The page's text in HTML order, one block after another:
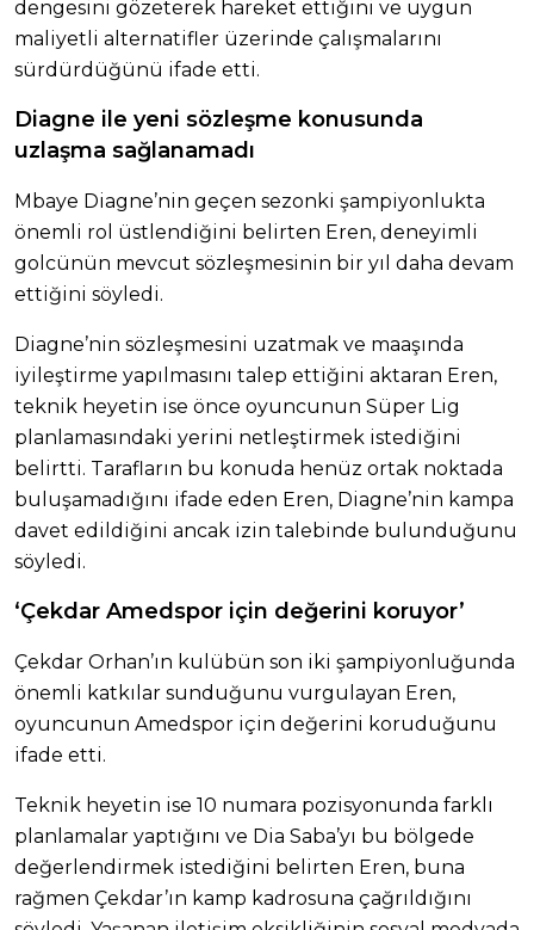
dengesini gözeterek hareket ettiğini ve uygun
maliyetli alternatifler üzerinde çalışmalarını
sürdürdüğünü ifade etti.
Diagne ile yeni sözleşme konusunda
uzlaşma sağlanamadı
Mbaye Diagne’nin geçen sezonki şampiyonlukta
önemli rol üstlendiğini belirten Eren, deneyimli
golcünün mevcut sözleşmesinin bir yıl daha devam
ettiğini söyledi.
Diagne’nin sözleşmesini uzatmak ve maaşında
iyileştirme yapılmasını talep ettiğini aktaran Eren,
teknik heyetin ise önce oyuncunun Süper Lig
planlamasındaki yerini netleştirmek istediğini
belirtti. Tarafların bu konuda henüz ortak noktada
buluşamadığını ifade eden Eren, Diagne’nin kampa
davet edildiğini ancak izin talebinde bulunduğunu
söyledi.
‘Çekdar Amedspor için değerini koruyor’
Çekdar Orhan’ın kulübün son iki şampiyonluğunda
önemli katkılar sunduğunu vurgulayan Eren,
oyuncunun Amedspor için değerini koruduğunu
ifade etti.
Teknik heyetin ise 10 numara pozisyonunda farklı
planlamalar yaptığını ve Dia Saba’yı bu bölgede
değerlendirmek istediğini belirten Eren, buna
rağmen Çekdar’ın kamp kadrosuna çağrıldığını